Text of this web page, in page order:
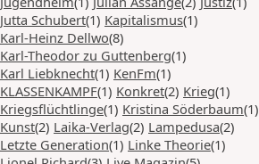
Jutta Schubert(1) Kapitalismus(1)
Karl-Heinz Dellwo(8)
Karl-Theodor zu Guttenberg(1)
Karl Liebknecht(1) KenFm(1)
KLASSENKAMPF(1) Konkret(2) Krieg(1)
Kriegsflüchtlinge(1) Kristina Söderbaum(1)
Kunst(2) Laika-Verlag(2) Lampedusa(2)
Letzte Generation(1) Linke Theorie(1)